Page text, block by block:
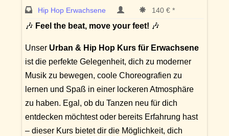
Hip Hop Erwachsene 140 € *
🎶 Feel the beat, move your feet! 🎶
Unser Urban & Hip Hop Kurs für Erwachsene
ist die perfekte Gelegenheit, dich zu moderner
Musik zu bewegen, coole Choreografien zu
lernen und Spaß in einer lockeren Atmosphäre
zu haben. Egal, ob du Tanzen neu für dich
entdecken möchtest oder bereits Erfahrung hast
– dieser Kurs bietet dir die Möglichkeit, dich